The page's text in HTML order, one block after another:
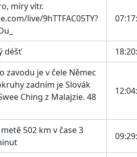
míry vítr.
live/9hTTFAC05TY?
déšť
zavodu je v čele Němec
zadním je Slovák
Ching z Malajzie. 48
502 km v čase 3